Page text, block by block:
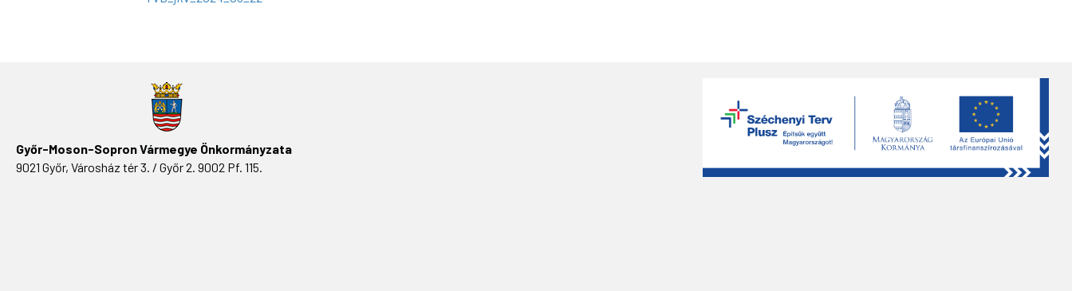
Győr-Moson-Sopron Vármegye Önkormányzata
9021 Győr, Városház tér 3. / Győr 2. 9002 Pf. 115.